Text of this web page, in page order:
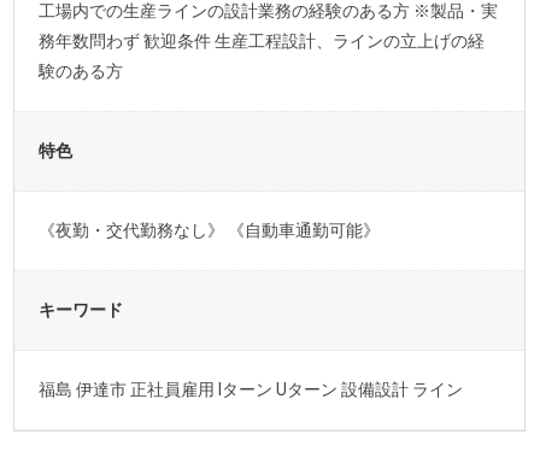
工場内での生産ラインの設計業務の経験のある方 ※製品・実
務年数問わず 歓迎条件 生産工程設計、ラインの立上げの経
験のある方
特色
《夜勤・交代勤務なし》 《自動車通勤可能》
キーワード
福島 伊達市 正社員雇用 Iターン Uターン 設備設計 ライン